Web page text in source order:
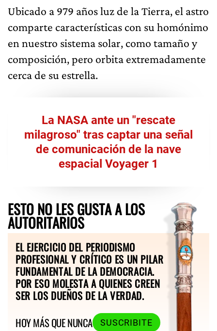
Ubicado a 979 años luz de la Tierra, el astro
comparte características con su homónimo
en nuestro sistema solar, como tamaño y
composición, pero orbita extremadamente
cerca de su estrella.
La NASA ante un "rescate
milagroso" tras captar una señal
de comunicación de la nave
espacial Voyager 1
ESTO NO LES GUSTA A LOS
AUTORITARIOS
EL EJERCICIO DEL PERIODISMO
PROFESIONAL Y CRÍTICO ES UN PILAR
FUNDAMENTAL DE LA DEMOCRACIA.
POR ESO MOLESTA A QUIENES CREEN
SER LOS DUEÑOS DE LA VERDAD.
HOY MÁS QUE NUNCA
SUSCRIBITE